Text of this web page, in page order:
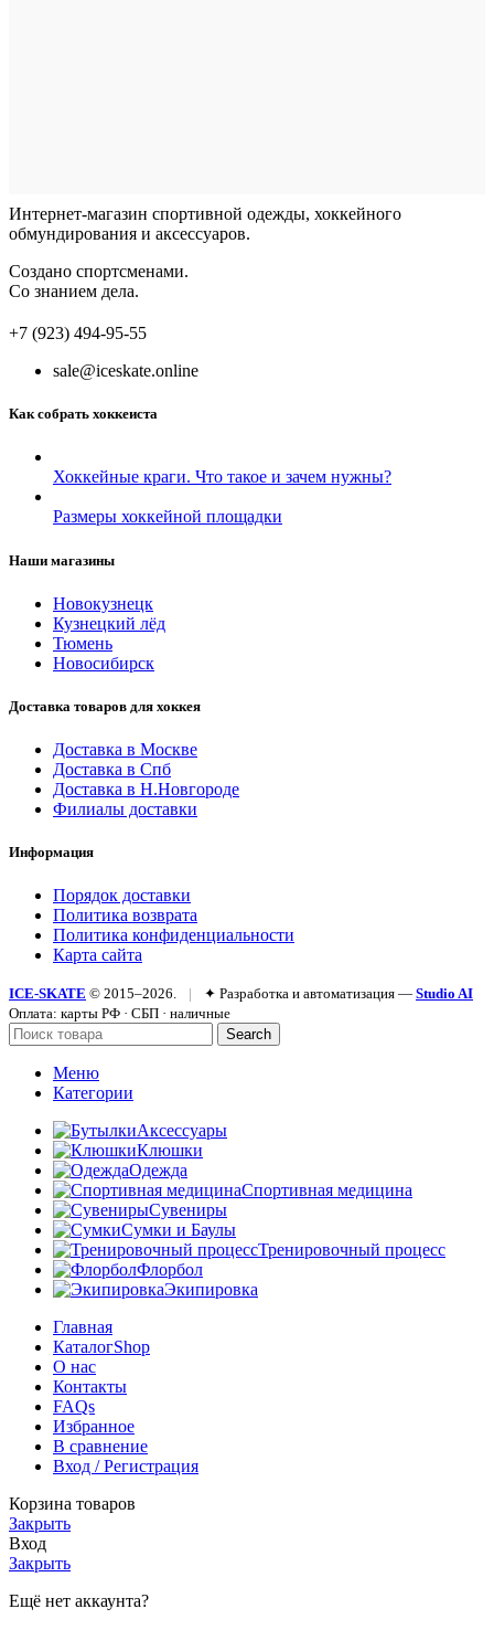
Интернет-магазин спортивной одежды, хоккейного
обмундирования и аксессуаров.
Создано спортсменами.
Со знанием дела.
+7 (923) 494-95-55
sale@iceskate.online
Как собрать хоккеиста
Хоккейные краги. Что такое и зачем нужны?
Размеры хоккейной площадки
Наши магазины
Новокузнецк
Кузнецкий лёд
Тюмень
Новосибирск
Доставка товаров для хоккея
Доставка в Москве
Доставка в Спб
Доставка в Н.Новгороде
Филиалы доставки
Информация
Порядок доставки
Политика возврата
Политика конфиденциальности
Карта сайта
ICE-SKATE © 2015–2026. | ✦ Разработка и автоматизация — Studio AI
Оплата: карты РФ · СБП · наличные
Search
Меню
Категории
Аксессуары
Клюшки
Одежда
Спортивная медицина
Сувениры
Сумки и Баулы
Тренировочный процесс
Флорбол
Экипировка
Главная
КаталогShop
О нас
Контакты
FAQs
Избранное
В сравнение
Вход / Регистрация
Корзина товаров
Закрыть
Вход
Закрыть
Ещё нет аккаунта?